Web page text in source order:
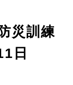
災訓練
日